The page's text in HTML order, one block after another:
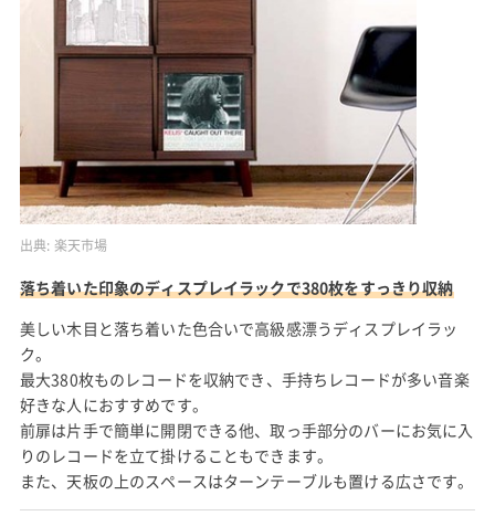
出典: 楽天市場
落ち着いた印象のディスプレイラックで380枚をすっきり収納
美しい木目と落ち着いた色合いで高級感漂うディスプレイラッ
ク。
最大380枚ものレコードを収納でき、手持ちレコードが多い音楽
好きな人におすすめです。
前扉は片手で簡単に開閉できる他、取っ手部分のバーにお気に入
りのレコードを立て掛けることもできます。
また、天板の上のスペースはターンテーブルも置ける広さです。